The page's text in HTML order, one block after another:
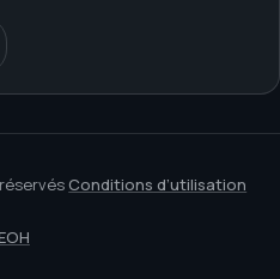
Conditions d’utilisation